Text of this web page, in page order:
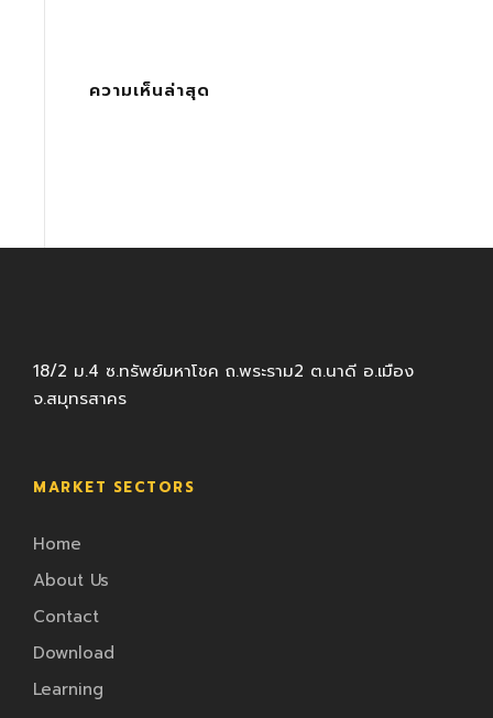
ความเห็นล่าสุด
18/2 ม.4 ซ.ทรัพย์มหาโชค ถ.พระราม2 ต.นาดี อ.เมือง
จ.สมุทรสาคร
MARKET SECTORS
Home
About Us
Contact
Download
Learning